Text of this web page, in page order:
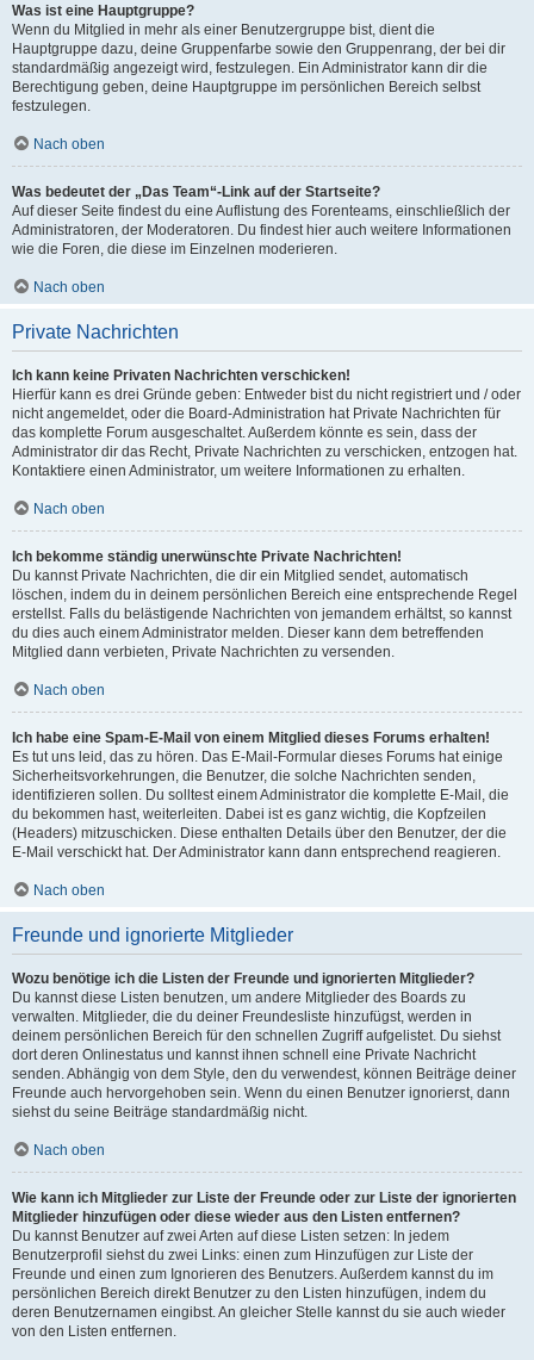
Was ist eine Hauptgruppe?
Wenn du Mitglied in mehr als einer Benutzergruppe bist, dient die
Hauptgruppe dazu, deine Gruppenfarbe sowie den Gruppenrang, der bei dir
standardmäßig angezeigt wird, festzulegen. Ein Administrator kann dir die
Berechtigung geben, deine Hauptgruppe im persönlichen Bereich selbst
festzulegen.
Nach oben
Was bedeutet der „Das Team“-Link auf der Startseite?
Auf dieser Seite findest du eine Auflistung des Forenteams, einschließlich der
Administratoren, der Moderatoren. Du findest hier auch weitere Informationen
wie die Foren, die diese im Einzelnen moderieren.
Nach oben
Private Nachrichten
Ich kann keine Privaten Nachrichten verschicken!
Hierfür kann es drei Gründe geben: Entweder bist du nicht registriert und / oder
nicht angemeldet, oder die Board-Administration hat Private Nachrichten für
das komplette Forum ausgeschaltet. Außerdem könnte es sein, dass der
Administrator dir das Recht, Private Nachrichten zu verschicken, entzogen hat.
Kontaktiere einen Administrator, um weitere Informationen zu erhalten.
Nach oben
Ich bekomme ständig unerwünschte Private Nachrichten!
Du kannst Private Nachrichten, die dir ein Mitglied sendet, automatisch
löschen, indem du in deinem persönlichen Bereich eine entsprechende Regel
erstellst. Falls du belästigende Nachrichten von jemandem erhältst, so kannst
du dies auch einem Administrator melden. Dieser kann dem betreffenden
Mitglied dann verbieten, Private Nachrichten zu versenden.
Nach oben
Ich habe eine Spam-E-Mail von einem Mitglied dieses Forums erhalten!
Es tut uns leid, das zu hören. Das E-Mail-Formular dieses Forums hat einige
Sicherheitsvorkehrungen, die Benutzer, die solche Nachrichten senden,
identifizieren sollen. Du solltest einem Administrator die komplette E-Mail, die
du bekommen hast, weiterleiten. Dabei ist es ganz wichtig, die Kopfzeilen
(Headers) mitzuschicken. Diese enthalten Details über den Benutzer, der die
E-Mail verschickt hat. Der Administrator kann dann entsprechend reagieren.
Nach oben
Freunde und ignorierte Mitglieder
Wozu benötige ich die Listen der Freunde und ignorierten Mitglieder?
Du kannst diese Listen benutzen, um andere Mitglieder des Boards zu
verwalten. Mitglieder, die du deiner Freundesliste hinzufügst, werden in
deinem persönlichen Bereich für den schnellen Zugriff aufgelistet. Du siehst
dort deren Onlinestatus und kannst ihnen schnell eine Private Nachricht
senden. Abhängig von dem Style, den du verwendest, können Beiträge deiner
Freunde auch hervorgehoben sein. Wenn du einen Benutzer ignorierst, dann
siehst du seine Beiträge standardmäßig nicht.
Nach oben
Wie kann ich Mitglieder zur Liste der Freunde oder zur Liste der ignorierten
Mitglieder hinzufügen oder diese wieder aus den Listen entfernen?
Du kannst Benutzer auf zwei Arten auf diese Listen setzen: In jedem
Benutzerprofil siehst du zwei Links: einen zum Hinzufügen zur Liste der
Freunde und einen zum Ignorieren des Benutzers. Außerdem kannst du im
persönlichen Bereich direkt Benutzer zu den Listen hinzufügen, indem du
deren Benutzernamen eingibst. An gleicher Stelle kannst du sie auch wieder
von den Listen entfernen.